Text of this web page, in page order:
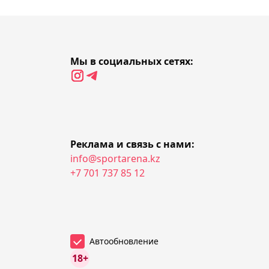
Ренато Мойкано проведёт
реванш против Брайана
Александр Зверев
сенсационно уступил на
старте "Мастерса" в
Мы в социальных сетях:
Реклама и связь с нами:
info@sportarena.kz
+7 701 737 85 12
Автообновление
18+